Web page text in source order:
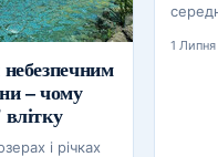
– чому
і річках
1